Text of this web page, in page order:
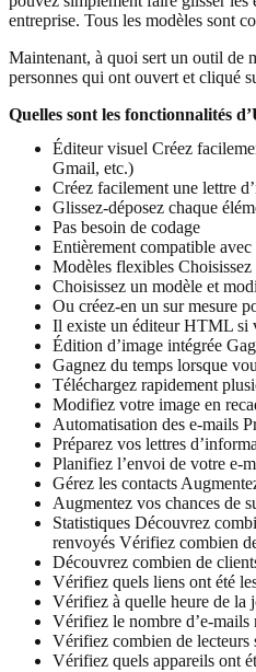
entreprise. Tous les modèles sont
Maintenant, à quoi sert un outil de
personnes qui ont ouvert et cliqué
Quelles sont les fonctionnalités
Éditeur visuel Créez
Gmail, etc.)
Créez facilement une lettre
Glissez-déposez chaque
Pas besoin de codage
Entièrement compatible
Modèles flexibles
Choisissez un modèle et
Ou créez-en un sur mesure
Il existe un éditeur HTML si
Édition d’image intégrée
Gagnez du temps lorsque
Téléchargez rapidement
Modifiez votre image en
Automatisation des e-mails
Préparez vos lettres
Planifiez l’envoi de votre e-
Gérez les contacts
Augmentez vos chances de
Statistiques Découvrez
renvoyés Vérifiez combien
Découvrez combien de
Vérifiez quels liens ont été
Vérifiez à quelle heure de la
Vérifiez le nombre d’e-mails
Vérifiez combien de lecteurs
Vérifiez quels appareils ont